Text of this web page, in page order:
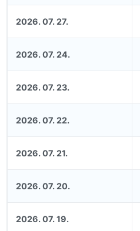
2026. 07. 27.
2026. 07. 24.
2026. 07. 23.
2026. 07. 22.
2026. 07. 21.
2026. 07. 20.
2026. 07. 19.